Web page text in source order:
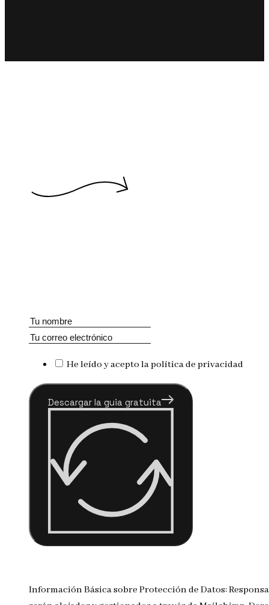
He leído y acepto la política de privacidad
Descargar la guia gratuita
Información Básica sobre Protección de Datos: